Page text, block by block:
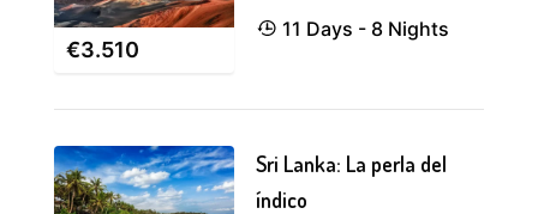
€3.510
11 Days - 8 Nights
Sri Lanka: La perla del
índico